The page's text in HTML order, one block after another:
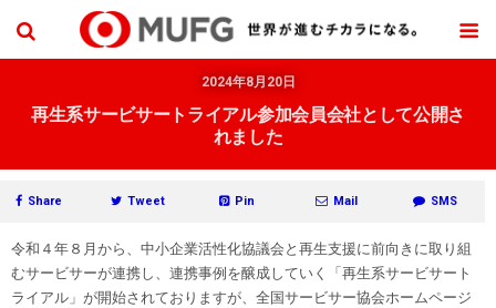
2024年8月20日
再生系サービサートライアル参加会員会社として公開さ
れました
Share Tweet Pin Mail SMS
令和４年８月から、中小企業活性化協議会と再生支援に前向きに取り組
むサービサーが連携し、連携事例を醸成していく「再生系サービサート
ライアル」が開始されておりますが、全国サービサー協会ホームページ